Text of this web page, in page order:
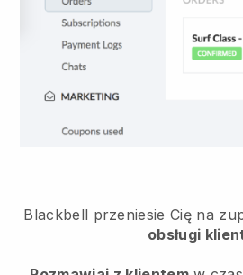
Blackbell przeniesie Cię na
obsługi